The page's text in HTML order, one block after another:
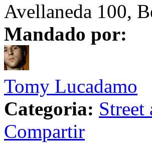
Avellaneda 100,
Mandado por:
Tomy Lucadamo
Categoria: Street
Compartir